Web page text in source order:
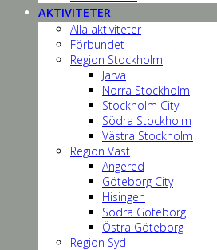
AKTIVITETER
Alla aktiviteter
Förbundet
Region Stockholm
Järva
Norra Stockholm
Stockholm City
Södra Stockholm
Västra Stockholm
Region Väst
Angered
Göteborg City
Hisingen
Södra Göteborg
Östra Göteborg
Region Syd